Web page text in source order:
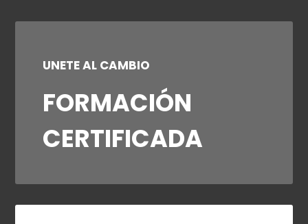
UNETE AL CAMBIO
FORMACIÓN
CERTIFICADA